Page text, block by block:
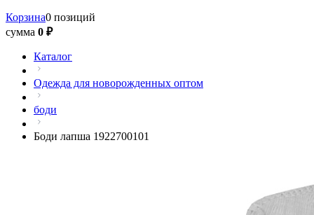
Корзина0 позиций
сумма 0 ₽
Каталог
Одежда для новорожденных оптом
боди
Боди лапша 1922700101